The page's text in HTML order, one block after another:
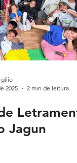
2025
2 min de leitura
Jagun